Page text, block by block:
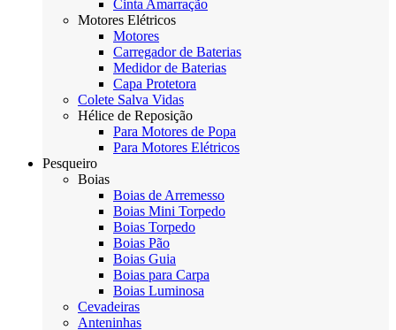
Cinta Amarração
Motores Elétricos
Motores
Carregador de Baterias
Medidor de Baterias
Capa Protetora
Colete Salva Vidas
Hélice de Reposição
Para Motores de Popa
Para Motores Elétricos
Pesqueiro
Boias
Boias de Arremesso
Boias Mini Torpedo
Boias Torpedo
Boias Pão
Boias Guia
Boias para Carpa
Boias Luminosa
Cevadeiras
Anteninhas